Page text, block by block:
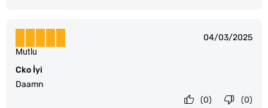
04/03/2025
Cko İyi
Daamn
Mutlu
(0)
(0)